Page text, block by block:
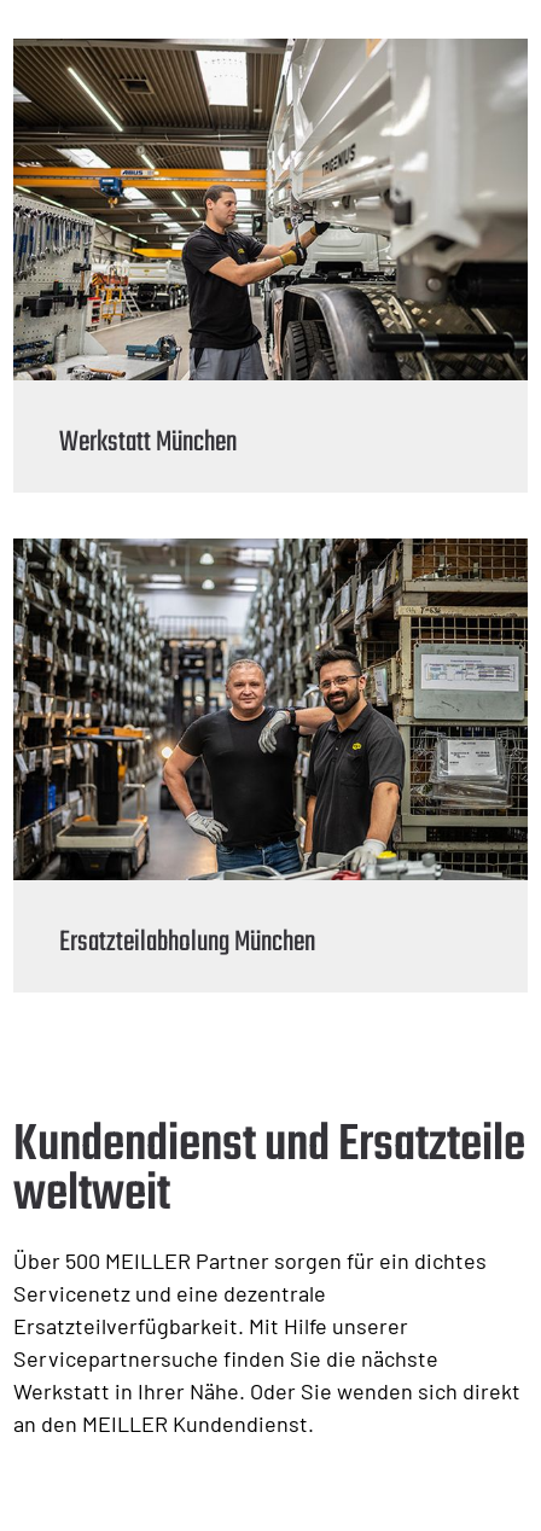
Werkstatt München
Ersatzteilabholung München
Kundendienst und Ersatzteile
weltweit
Über 500 MEILLER Partner sorgen für ein dichtes
Servicenetz und eine dezentrale
Ersatzteilverfügbarkeit. Mit Hilfe unserer
Servicepartnersuche finden Sie die nächste
Werkstatt in Ihrer Nähe. Oder Sie wenden sich direkt
an den MEILLER Kundendienst.